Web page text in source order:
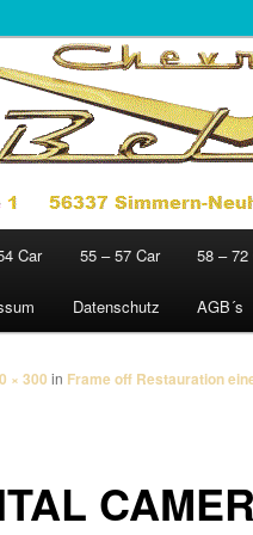
1949 – 1972
Car 55 – 57 Car 58 – 72
Datenschutz AGB´s
× 300 in Frame off Restauration